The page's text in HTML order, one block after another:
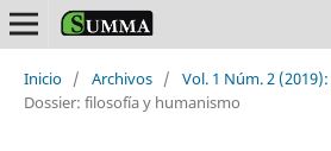
Inicio / Archivos / Vol. 1 Núm. 2
Dossier: filosofía y humanismo